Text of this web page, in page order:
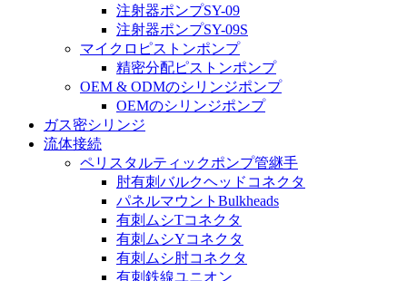
注射器ポンプSY-09
注射器ポンプSY-09S
マイクロピストンポンプ
精密分配ピストンポンプ
OEM & ODMのシリンジポンプ
OEMのシリンジポンプ
ガス密シリンジ
流体接続
ペリスタルティックポンプ管継手
肘有刺バルクヘッドコネクタ
パネルマウントBulkheads
有刺ムシTコネクタ
有刺ムシYコネクタ
有刺ムシ肘コネクタ
有刺鉄線ユニオン